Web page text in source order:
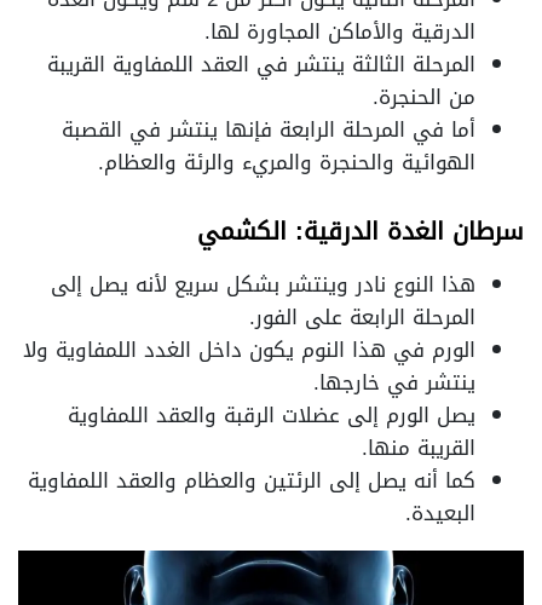
الدرقية والأماكن المجاورة لها.
المرحلة الثالثة ينتشر في العقد اللمفاوية القريبة
من الحنجرة.
أما في المرحلة الرابعة فإنها ينتشر في القصبة
الهوائية والحنجرة والمريء والرئة والعظام.
سرطان الغدة الدرقية: الكشمي
هذا النوع نادر وينتشر بشكل سريع لأنه يصل إلى
المرحلة الرابعة على الفور.
الورم في هذا النوم يكون داخل الغدد اللمفاوية ولا
ينتشر في خارجها.
يصل الورم إلى عضلات الرقبة والعقد اللمفاوية
القريبة منها.
كما أنه يصل إلى الرئتين والعظام والعقد اللمفاوية
البعيدة.